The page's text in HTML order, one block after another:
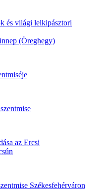
és világi lelkipásztori
(Öreghegy)
az Ercsi
Székesfehérváron